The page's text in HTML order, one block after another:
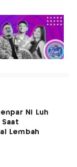
Ni Luh
Saat
Lembah